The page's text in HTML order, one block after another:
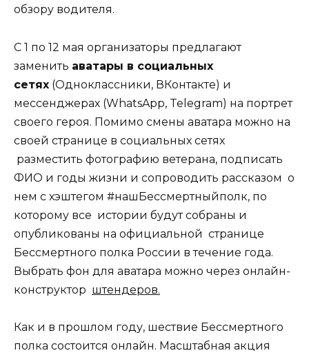
обзору водителя.
С 1 по 12 мая организаторы предлагают
заменить аватары в социальных
сетях (Одноклассники, ВКонтакте) и
мессенджерах (WhatsApp, Telegram) на портрет
своего героя. Помимо смены аватара можно на
своей странице в социальных сетях
разместить фотографию ветерана, подписать
ФИО и годы жизни и сопроводить рассказом о
нем с хэштегом #нашБессмертныйполк, по
которому все истории будут собраны и
опубликованы на официальной странице
Бессмертного полка России в течение года.
Выбрать фон для аватара можно через онлайн-
конструктор штендеров.
Как и в прошлом году, шествие Бессмертного
полка состоится онлайн. Масштабная акция